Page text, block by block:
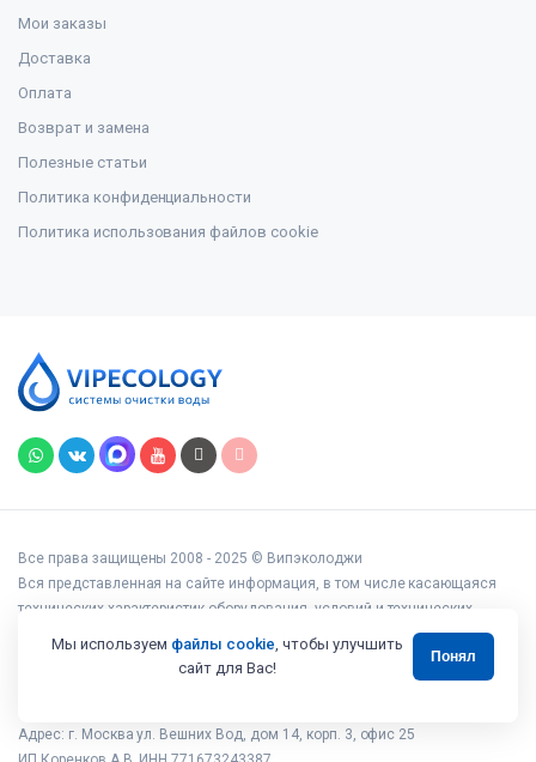
Мои заказы
Доставка
Оплата
Возврат и замена
Полезные статьи
Политика конфиденциальности
Политика использования файлов cookie
Все права защищены 2008 - 2025 © Випэколоджи
Вся представленная на сайте информация, в том числе касающаяся
технических характеристик оборудования, условий и технических
возможностей подключения, наличия на складе, стоимости товаров и
услуг, носит информационный характер и ни при каких условиях не
является публичной офертой, определяемой положениями статьи 437
Адрес: г. Москва ул. Вешних Вод, дом 14, корп. 3, офис 25
Мы используем файлы cookie, чтобы улучшить
сайт для Вас!
Понял